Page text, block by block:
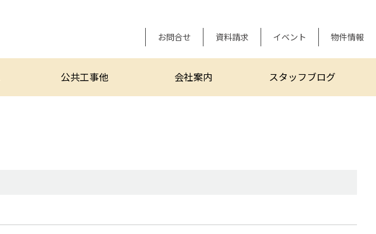
お問合せ 資料請求 イベント 物件情報
公共工事他 会社案内 スタッフブログ